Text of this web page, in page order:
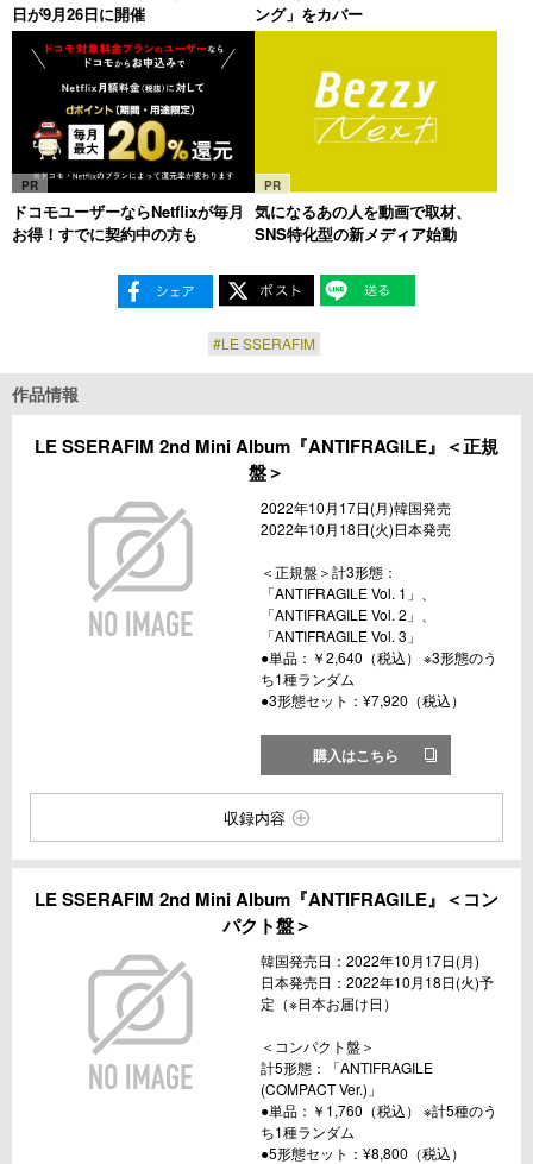
日が9月26日に開催
ング」をカバー
PR
ドコモユーザーならNetflixが毎月
お得！すでに契約中の方も
PR
気になるあの人を動画で取材、
SNS特化型の新メディア始動
#LE SSERAFIM
作品情報
LE SSERAFIM 2nd Mini Album『ANTIFRAGILE』＜正規
盤＞
2022年10月17日(月)韓国発売
2022年10月18日(火)日本発売
＜正規盤＞計3形態：
「ANTIFRAGILE Vol. 1」、
「ANTIFRAGILE Vol. 2」、
「ANTIFRAGILE Vol. 3」
●単品：￥2,640（税込） ※3形態のう
ち1種ランダム
●3形態セット：¥7,920（税込）
購入はこちら
収録内容
LE SSERAFIM 2nd Mini Album『ANTIFRAGILE』＜コン
パクト盤＞
韓国発売日：2022年10月17日(月)
日本発売日：2022年10月18日(火)予
定（※日本お届け日）
＜コンパクト盤＞
計5形態：「ANTIFRAGILE
(COMPACT Ver.)」
●単品：￥1,760（税込） ※計5種のう
ち1種ランダム
●5形態セット：¥8,800（税込）